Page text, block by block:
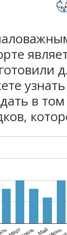
в
Март МайИюнь